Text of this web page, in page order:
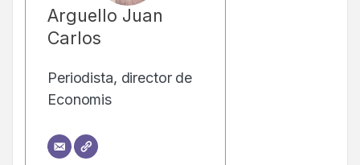
Arguello Juan
Carlos
Periodista, director de
Economis